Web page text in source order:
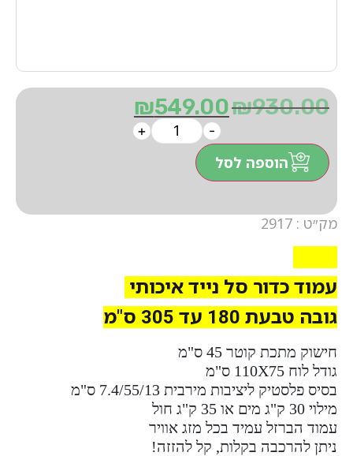
מק״ט : 2917
עמוד כדור סל נייד איכותי
גובה טבעת 180 עד 305 ס"מ
חישוק מתכת קוטר 45 ס"מ
גודל לוח 110X75 ס"מ
בסיס פלסטיק ליציבות מירבית 7.4/55/13 ס"מ
מילוי 30 ק"ג מים או 35 ק"ג חול
עמוד הברזל עמיד בכל מזג אוויר
ניתן להרכבה בקלות, קל להזזה!
₪930.00
₪549.00
-
+
הוספה לסל